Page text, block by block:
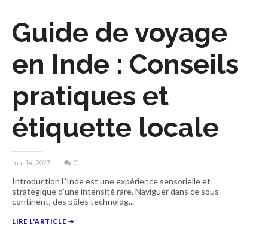
Guide de voyage
en Inde : Conseils
pratiques et
étiquette locale
mai 14, 2023 0
Introduction L’Inde est une expérience sensorielle et
stratégique d’une intensité rare. Naviguer dans ce sous-
continent, des pôles technolog...
LIRE L'ARTICLE ➔